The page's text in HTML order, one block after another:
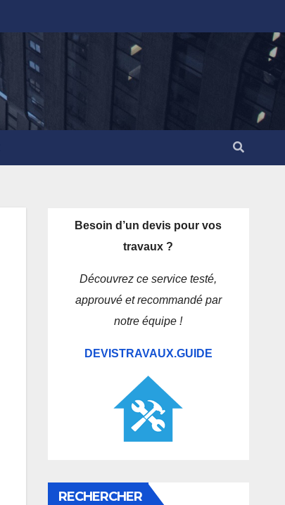
Besoin d’un devis pour vos
travaux ?
Découvrez ce service testé,
approuvé et recommandé par
notre équipe !
DEVISTRAVAUX.GUIDE
RECHERCHER